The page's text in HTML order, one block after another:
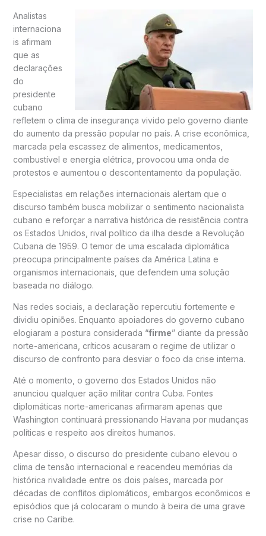
Analistas
internaciona
is afirmam
que as
declarações
do
presidente
cubano
refletem o clima de insegurança vivido pelo governo diante
do aumento da pressão popular no país. A crise econômica,
marcada pela escassez de alimentos, medicamentos,
combustível e energia elétrica, provocou uma onda de
protestos e aumentou o descontentamento da população.
Especialistas em relações internacionais alertam que o
discurso também busca mobilizar o sentimento nacionalista
cubano e reforçar a narrativa histórica de resistência contra
os Estados Unidos, rival político da ilha desde a Revolução
Cubana de 1959. O temor de uma escalada diplomática
preocupa principalmente países da América Latina e
organismos internacionais, que defendem uma solução
baseada no diálogo.
Nas redes sociais, a declaração repercutiu fortemente e
dividiu opiniões. Enquanto apoiadores do governo cubano
elogiaram a postura considerada “firme” diante da pressão
norte-americana, críticos acusaram o regime de utilizar o
discurso de confronto para desviar o foco da crise interna.
Até o momento, o governo dos Estados Unidos não
anunciou qualquer ação militar contra Cuba. Fontes
diplomáticas norte-americanas afirmaram apenas que
Washington continuará pressionando Havana por mudanças
políticas e respeito aos direitos humanos.
Apesar disso, o discurso do presidente cubano elevou o
clima de tensão internacional e reacendeu memórias da
histórica rivalidade entre os dois países, marcada por
décadas de conflitos diplomáticos, embargos econômicos e
episódios que já colocaram o mundo à beira de uma grave
crise no Caribe.